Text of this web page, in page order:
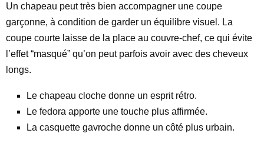
Un chapeau peut très bien accompagner une coupe
garçonne, à condition de garder un équilibre visuel. La
coupe courte laisse de la place au couvre-chef, ce qui évite
l’effet “masqué” qu’on peut parfois avoir avec des cheveux
longs.
Le chapeau cloche donne un esprit rétro.
Le fedora apporte une touche plus affirmée.
La casquette gavroche donne un côté plus urbain.